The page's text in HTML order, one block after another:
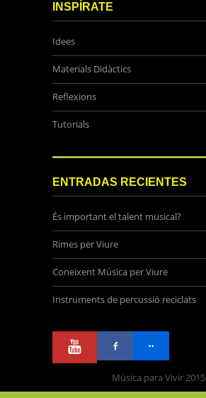
INSPÍRATE
Idees
Materials Didàctics
Reflexions
Tutorials
ENTRADAS RECIENTES
És important el talent musical?
Rimes per Viure
Coneixent Música per Viure
Instruments de percussió reciclats
Música para Vivir 2015